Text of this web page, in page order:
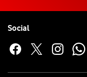
Social